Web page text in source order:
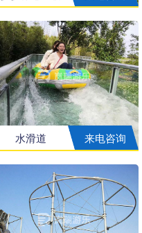
水滑道 来电咨询